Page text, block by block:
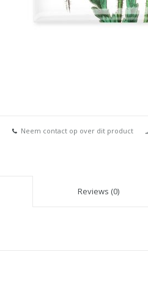
Neem contact op over dit product
Reviews (0)